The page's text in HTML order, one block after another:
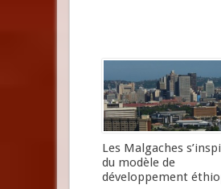
Les Malgaches
du modèle de
développement